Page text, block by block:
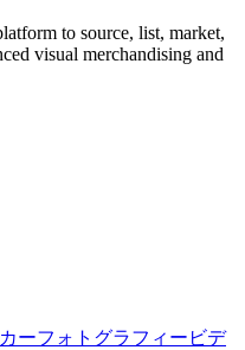
to source, list, market,
visual merchandising and
ーフォトグラフィー ビデ